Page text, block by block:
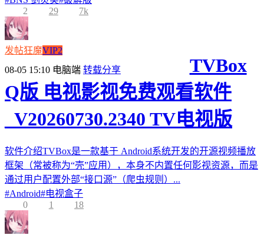
2
29 7k
发帖狂魔VIP2
08-05 15:10 电脑端 转载分享
TVBox
Q版 电视影视免费观看软件
_V20260730.2340 TV电视版
软件介绍TVBox是一款基于 Android系统开发的开源视频播放
框架（常被称为“壳”应用），本身不内置任何影视资源，而是
通过用户配置外部“接口源”（爬虫规则）...
#Android#电视盒子
0
1 18